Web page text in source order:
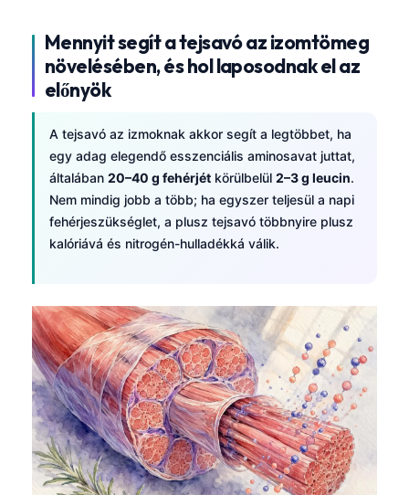
Mennyit segít a tejsavó az izomtömeg
növelésében, és hol laposodnak el az
előnyök
A tejsavó az izmoknak akkor segít a legtöbbet, ha
egy adag elegendő esszenciális aminosavat juttat,
általában 20–40 g fehérjét körülbelül 2–3 g leucin.
Nem mindig jobb a több; ha egyszer teljesül a napi
fehérjeszükséglet, a plusz tejsavó többnyire plusz
kalóriává és nitrogén-hulladékká válik.